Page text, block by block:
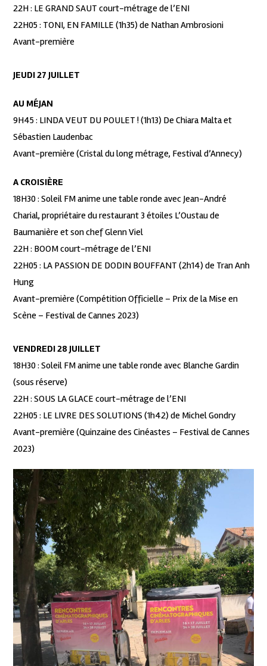
22H : LE GRAND SAUT court-métrage de l’ENI
22H05 : TONI, EN FAMILLE (1h35) de Nathan Ambrosioni
Avant-première
JEUDI 27 JUILLET
AU MÉJAN
9H45 : LINDA VEUT DU POULET ! (1h13) De Chiara Malta et
Sébastien Laudenbac
Avant-première (Cristal du long métrage, Festival d’Annecy)
A CROISIÈRE
18H30 : Soleil FM anime une table ronde avec Jean-André
Charial, propriétaire du restaurant 3 étoiles L’Oustau de
Baumanière et son chef Glenn Viel
22H : BOOM court-métrage de l’ENI
22H05 : LA PASSION DE DODIN BOUFFANT (2h14) de Tran Anh
Hung
Avant-première (Compétition Officielle – Prix de la Mise en
Scène – Festival de Cannes 2023)
VENDREDI 28 JUILLET
18H30 : Soleil FM anime une table ronde avec Blanche Gardin
(sous réserve)
22H : SOUS LA GLACE court-métrage de l’ENI
22H05 : LE LIVRE DES SOLUTIONS (1h42) de Michel Gondry
Avant-première (Quinzaine des Cinéastes – Festival de Cannes
2023)